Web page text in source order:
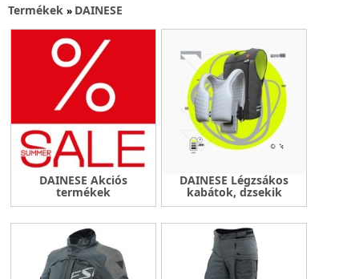
Termékek » DAINESE
DAINESE Akciós
termékek
DAINESE Légzsákos
kabátok, dzsekik